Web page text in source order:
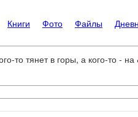
Книги Фото Файлы
то тянет в горы, а кого-то -